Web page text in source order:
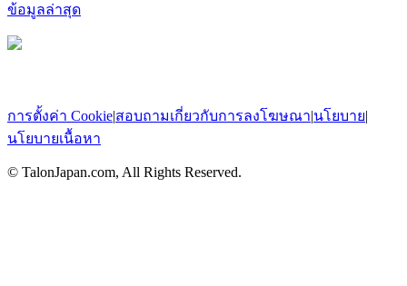
ข้อมูลล่าสุด
การตั้งค่า Cookie|สอบถามเกี่ยวกับการลงโฆษณา|นโยบาย|
นโยบายเนื้อหา
© TalonJapan.com, All Rights Reserved.